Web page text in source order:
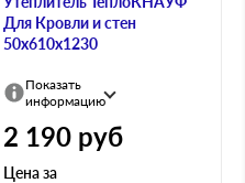
Для Кровли и стен
50х610х1230
Показать
информацию
2 190 руб
Цена за